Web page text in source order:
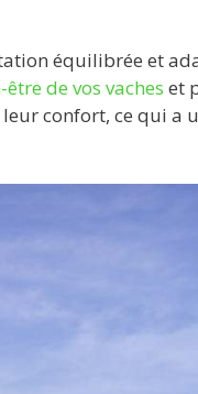
équilibrée et
de vos vaches et
confort, ce qui a